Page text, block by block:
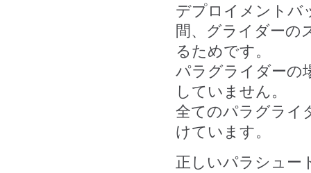
デプロイメントバ
間、グライダーの
るためです。
パラグライダーの
していません。
全てのパラグライ
けています。
正しいパラシュー